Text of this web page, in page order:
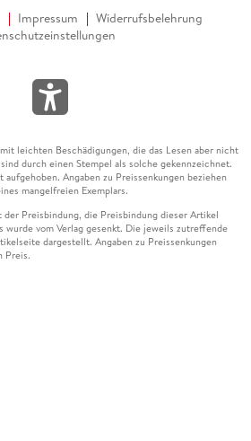
Impressum
Widerrufsbelehrung
leichten Beschädigungen, die das Lesen aber nicht
durch einen Stempel als solche gekennzeichnet.
Angaben zu Preissenkungen beziehen
mangelfreien Exemplars.
Preisbindung, die Preisbindung dieser Artikel
wurde vom Verlag gesenkt. Die jeweils zutreffende
dargestellt. Angaben zu Preissenkungen
Preis.